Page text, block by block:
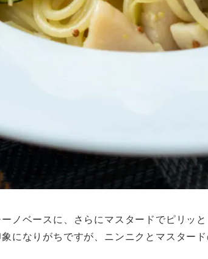
ノベースに、さらにマスタードでピリッ
になりがちですが、ニンニクとマスター